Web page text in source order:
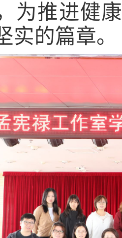
为推进健
实的篇章。